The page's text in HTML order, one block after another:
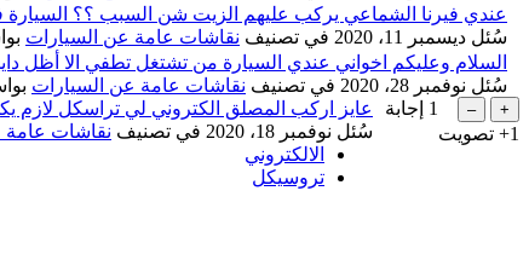
عندي فيرنا الشماعي يركب عليهم الزيت شن السبب ؟؟ السيارة
سُئل ديسمبر 11، 2020 في تصنيف نقاشات عامة عن السيارات
السلام وعليكم اخواني عندي السيارة من تشتغل تطفي الا أظل
سُئل نوفمبر 28، 2020 في تصنيف نقاشات عامة عن السيارات
+1 تصويت
1 إجابة
عايز اركب المصلق الكتروني لي تراسكل لازم
سُئل نوفمبر 18، 2020 في تصنيف نقاشات عامة
الالكتروني
تروسيكل
...